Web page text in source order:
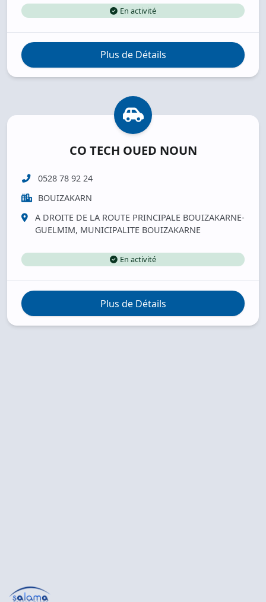
En activité
Plus de Détails
CO TECH OUED NOUN
0528 78 92 24
BOUIZAKARN
A DROITE DE LA ROUTE PRINCIPALE BOUIZAKARNE-
GUELMIM, MUNICIPALITE BOUIZAKARNE
En activité
Plus de Détails